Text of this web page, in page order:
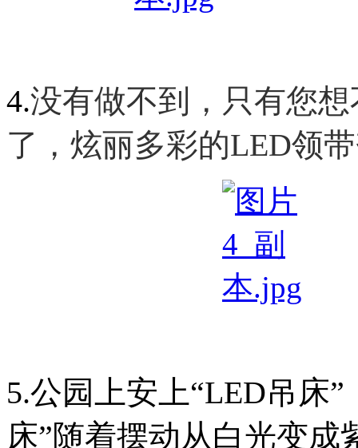
4.没有做不到，只有您
了，炫丽多彩的LED领
5.公园上安上“LED吊床”
床”随着摆动从白光变成